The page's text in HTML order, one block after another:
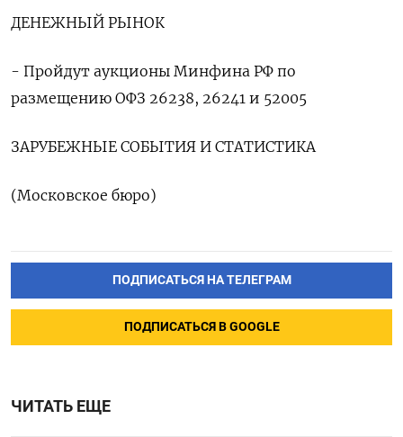
ДЕНЕЖНЫЙ РЫНОК
- Пройдут аукционы Минфина РФ по
размещению ОФЗ 26238, 26241 и 52005
ЗАРУБЕЖНЫЕ СОБЫТИЯ И СТАТИСТИКА
(Московское бюро)
ПОДПИСАТЬСЯ НА ТЕЛЕГРАМ
ПОДПИСАТЬСЯ В GOOGLE
ЧИТАТЬ ЕЩЕ